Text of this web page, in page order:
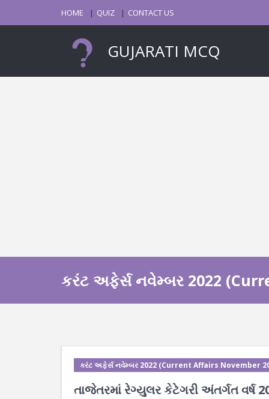
HOME QUIZ CONTACT US
GUJARATI MCQ
કરંટ અફેર્સ નવેમ્બર 2022
કરંટ અફેર્સ નવેમ્બર 2022 (Current Affairs November
તાજેતરમાં રેગ્યુલર કેટેગરી અંતર્ગત વર્ષ